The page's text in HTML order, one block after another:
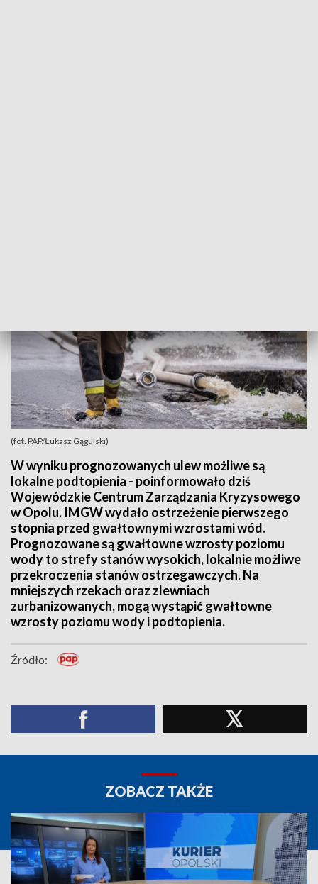
(fot. PAP/Łukasz Gągulski)
W wyniku prognozowanych ulew możliwe są
lokalne podtopienia - poinformowało dziś
Wojewódzkie Centrum Zarządzania Kryzysowego
w Opolu. IMGW wydało ostrzeżenie pierwszego
stopnia przed gwałtownymi wzrostami wód.
Prognozowane są gwałtowne wzrosty poziomu
wody to strefy stanów wysokich, lokalnie możliwe
przekroczenia stanów ostrzegawczych. Na
mniejszych rzekach oraz zlewniach
zurbanizowanych, mogą wystąpić gwałtowne
wzrosty poziomu wody i podtopienia.
Źródło:
ZOBACZ TAKŻE